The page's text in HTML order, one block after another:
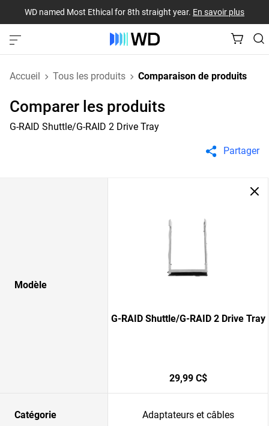
WD named Most Ethical for 8th straight year. En savoir plus
Accueil Tous les produits Comparaison de produits
Comparer les produits
G-RAID Shuttle/G-RAID 2 Drive Tray
Partager
Modèle
G-RAID Shuttle/G-RAID 2 Drive Tray
29,99 C$
Catégorie Adaptateurs et câbles